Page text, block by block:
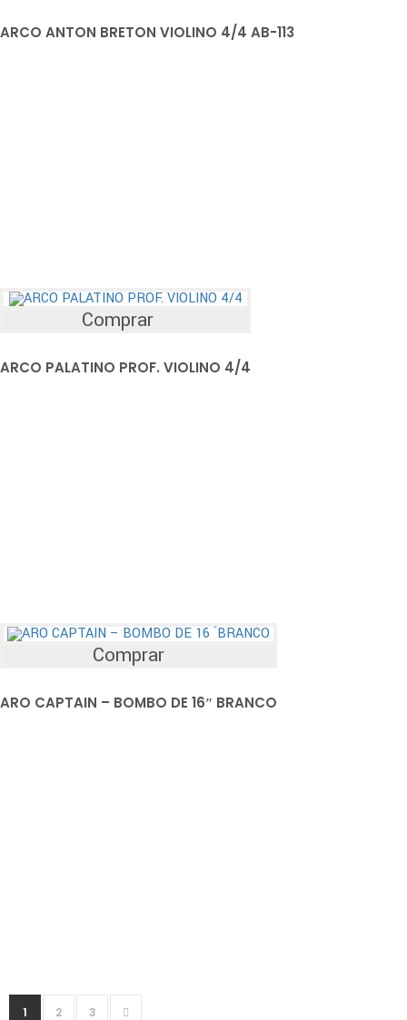
ARCO ANTON BRETON VIOLINO 4/4 AB-113
Comprar
ARCO PALATINO PROF. VIOLINO 4/4
Comprar
ARO CAPTAIN – BOMBO DE 16″ BRANCO
1 2 3